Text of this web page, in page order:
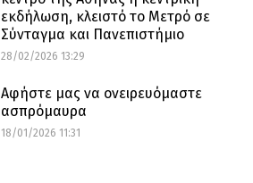
εκδήλωση, κλειστό το Μετρό σε
Σύνταγμα και Πανεπιστήμιο
28/02/2026 13:29
Αφήστε μας να ονειρευόμαστε
ασπρόμαυρα
18/01/2026 11:31